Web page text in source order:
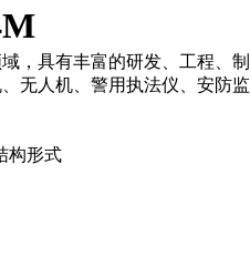
，具有丰富的研发、工程、制
无人机、警用执法仪、安防监
形式